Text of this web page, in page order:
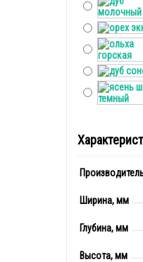
Ширина, мм
Глубина, мм
Высота, мм